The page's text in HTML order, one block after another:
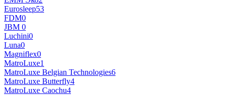
Eurosleep53
FDM0
JBM 0
Luchini0
Luna0
Magniflex0
MatroLuxe1
MatroLuxe Belgian Technologies6
MatroLuxe Butterfly4
MatroLuxe Caochu4